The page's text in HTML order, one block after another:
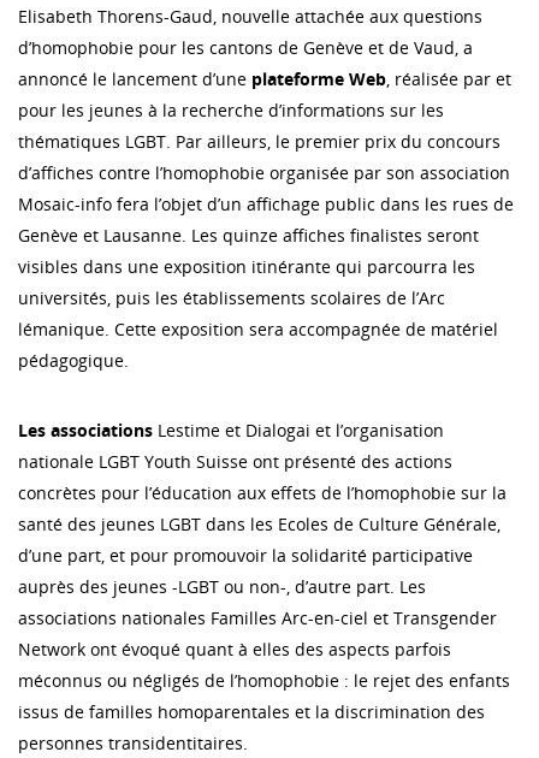
Elisabeth Thorens-Gaud, nouvelle attachée aux questions
d’homophobie pour les cantons de Genève et de Vaud, a
annoncé le lancement d’une plateforme Web, réalisée par et
pour les jeunes à la recherche d’informations sur les
thématiques LGBT. Par ailleurs, le premier prix du concours
d’affiches contre l’homophobie organisée par son association
Mosaic-info fera l’objet d’un affichage public dans les rues de
Genève et Lausanne. Les quinze affiches finalistes seront
visibles dans une exposition itinérante qui parcourra les
universités, puis les établissements scolaires de l’Arc
lémanique. Cette exposition sera accompagnée de matériel
pédagogique.
Les associations Lestime et Dialogai et l’organisation
nationale LGBT Youth Suisse ont présenté des actions
concrètes pour l’éducation aux effets de l’homophobie sur la
santé des jeunes LGBT dans les Ecoles de Culture Générale,
d’une part, et pour promouvoir la solidarité participative
auprès des jeunes -LGBT ou non-, d’autre part. Les
associations nationales Familles Arc-en-ciel et Transgender
Network ont évoqué quant à elles des aspects parfois
méconnus ou négligés de l’homophobie : le rejet des enfants
issus de familles homoparentales et la discrimination des
personnes transidentitaires.